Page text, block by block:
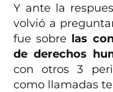
Y ante la
volvió a
fue sobre las
de derechos
con otros 3
como llamadas